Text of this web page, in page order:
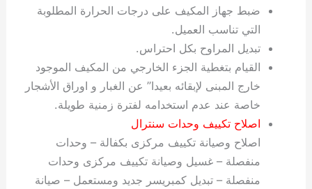
ضبط جهاز المكيف على درجات الحرارة المطلوبة
التي تناسب العميل.
تبديل المراوح بكل احتراس.
القيام بتغطية الجزء الخارجي من المكيف الموجود
خارج المبنى لإبقائه بعيدا” عن الغبار و اوراق الأشجار
خاصة عند عدم استخدامه لفترة زمنية طويلة.
اصلاح تكييف وحدات سنترال
اصلاح وصيانة تكييف مركزى بكفالة – وحدات
منفصلة – غسيل وصيانة تكييف مركزى وحدات
منفصلة – تبديل كمبريسر جديد ومستعمل – صيانة